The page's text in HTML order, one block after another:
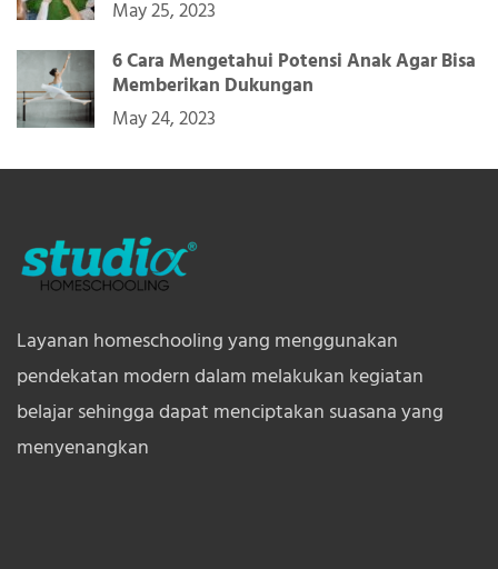
May 25, 2023
6 Cara Mengetahui Potensi Anak Agar Bisa
Memberikan Dukungan
May 24, 2023
Layanan homeschooling yang menggunakan
pendekatan modern dalam melakukan kegiatan
belajar sehingga dapat menciptakan suasana yang
menyenangkan